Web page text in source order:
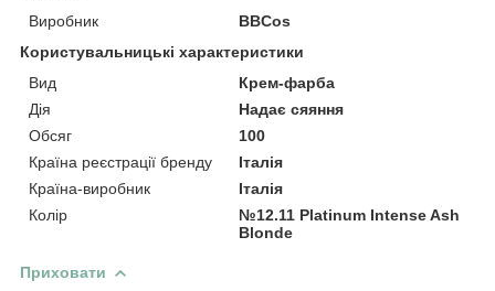
Виробник
BBCos
Користувальницькі характеристики
Вид
Крем-фарба
Дія
Надає сяяння
Обсяг
100
Країна реєстрації бренду
Італія
Країна-виробник
Італія
Колір
№12.11 Platinum Intense Ash
Blonde
Приховати